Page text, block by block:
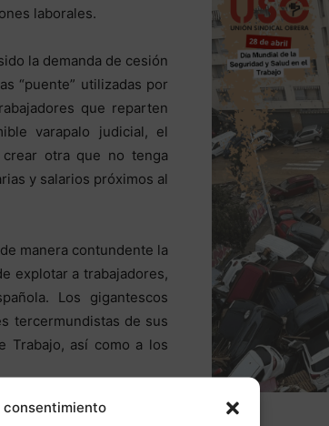
consentimiento
laborales.
la demanda de cesión
“puente” utilizadas por
que reparten
varapalo judicial, el
otra que no tenga
y salarios próximos al
manera contundente la
explotar a trabajadores,
Los gigantescos
tercermundistas de sus
Trabajo, así como a los
de AT Operalia sean